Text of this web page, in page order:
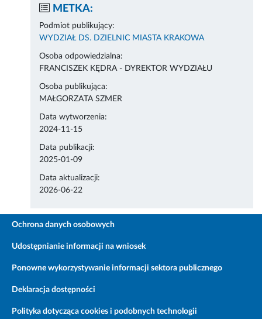
METKA:
Podmiot publikujący:
WYDZIAŁ DS. DZIELNIC MIASTA KRAKOWA
Osoba odpowiedzialna:
FRANCISZEK KĘDRA - DYREKTOR WYDZIAŁU
Osoba publikująca:
MAŁGORZATA SZMER
Data wytworzenia:
2024-11-15
Data publikacji:
2025-01-09
Data aktualizacji:
2026-06-22
Ochrona danych osobowych
Udostępnianie informacji na wniosek
Ponowne wykorzystywanie informacji sektora publicznego
Deklaracja dostępności
Polityka dotycząca cookies i podobnych technologii